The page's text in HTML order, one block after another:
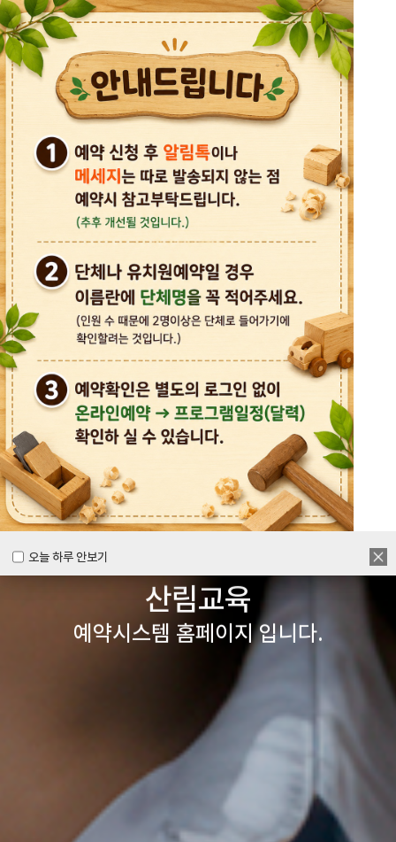
오늘 하루 안보기
오늘 하루 안보기
목공체험부터 숲체험 교육까지
다양한 경험을 할 수 있는
양주시
목재문화체험장&
산림교육
예약시스템 홈페이지 입니다.